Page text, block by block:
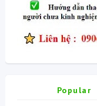
Popular